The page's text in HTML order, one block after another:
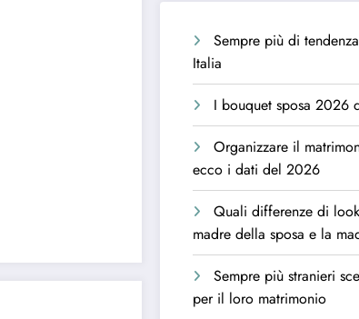
Sempre più di
Italia
I bouquet sposa 2026
Organizzare il
ecco i dati del 2026
Quali differenze di
madre della sposa e la
Sempre più stranieri
per il loro matrimonio